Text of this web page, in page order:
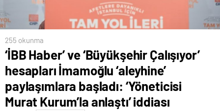
255 okunma
‘İBB Haber’ ve ‘Büyükşehir Çalışıyor’
hesapları İmamoğlu ‘aleyhine’
paylaşımlara başladı: ‘Yöneticisi
Murat Kurum’la anlaştı’ iddiası